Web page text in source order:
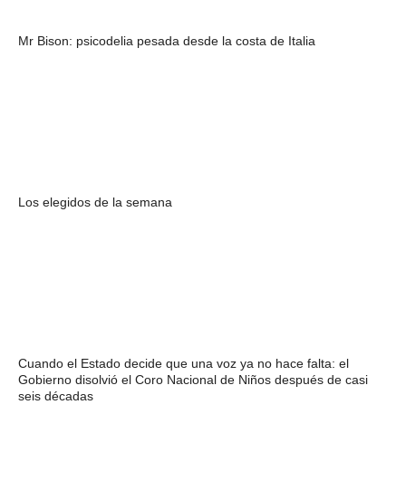
Mr Bison: psicodelia pesada desde la costa de Italia
Los elegidos de la semana
Cuando el Estado decide que una voz ya no hace falta: el
Gobierno disolvió el Coro Nacional de Niños después de casi
seis décadas